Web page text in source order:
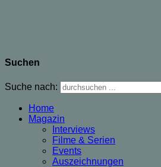
Suchen
Suche nach:
Home
Magazin
Interviews
Filme & Serien
Events
Auszeichnungen